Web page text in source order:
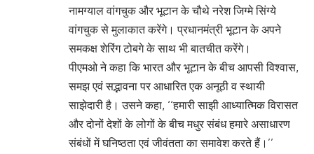
नामग्याल वांगचुक और भूटान के चौथे नरेश जिग्मे सिंग्ये
वांगचुक से मुलाकात करेंगे। प्रधानमंत्री भूटान के अपने
समकक्ष शेरिंग टोबगे के साथ भी बातचीत करेंगे।
पीएमओ ने कहा कि भारत और भूटान के बीच आपसी विश्वास,
समझ एवं सद्भावना पर आधारित एक अनूठी व स्थायी
साझेदारी है। उसने कहा, ‘‘हमारी साझी आध्यात्मिक विरासत
और दोनों देशों के लोगों के बीच मधुर संबंध हमारे असाधारण
संबंधों में घनिष्ठता एवं जीवंतता का समावेश करते हैं।’’